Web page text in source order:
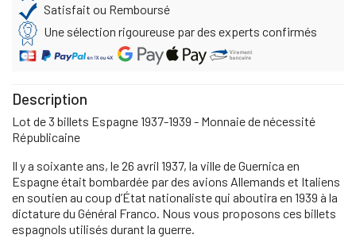
Satisfait ou Remboursé
Une sélection rigoureuse par des experts confirmés
Description
Lot de 3 billets Espagne 1937-1939 - Monnaie de nécessité
Républicaine
Il y a soixante ans, le 26 avril 1937, la ville de Guernica en
Espagne était bombardée par des avions Allemands et Italiens
en soutien au coup d’État nationaliste qui aboutira en 1939 à la
dictature du Général Franco. Nous vous proposons ces billets
espagnols utilisés durant la guerre.